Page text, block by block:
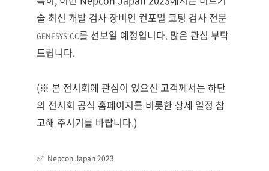
술 최신 개발 검사 장비인 컨포멀 코팅 검사 전문
GENESYS-CC를 선보일 예정입니다. 많은 관심 부탁
드립니다.
(※ 본 전시회에 관심이 있으신 고객께서는 하단
의 전시회 공식 홈페이지를 비롯한 상세 일정 참
고해 주시기를 바랍니다.)
✅ Nepcon Japan 2023